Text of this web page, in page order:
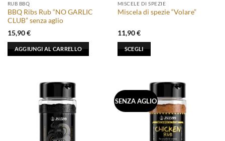
RUB BBQ
BBQ Ribs Rub “NO GARLIC
CLUB” senza aglio
15,90€
AGGIUNGI AL CARRELLO
MISCELE DI SPEZIE
Miscela di spezie “Volare”
11,90€
SCEGLI
più
varianti.
Le
SENZA AGLIO